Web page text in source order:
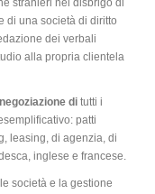
stranieri nel disbrigo di
di una società di diritto
dei verbali
alla propria clientela
di tutti i
patti
leasing, di agenzia, di
inglese e francese.
società e la gestione